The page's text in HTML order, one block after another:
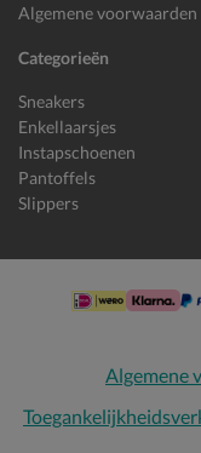
Algemene voorwaarden
Categorieën
Sneakers
Enkellaarsjes
Instapschoenen
Pantoffels
Slippers
Algemene